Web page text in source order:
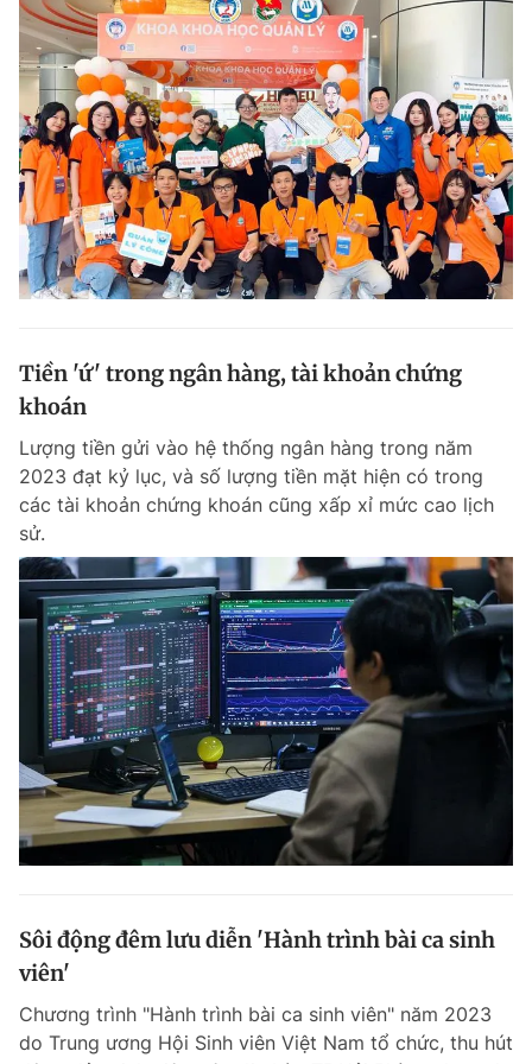
Tiền 'ứ' trong ngân hàng, tài khoản chứng
khoán
Lượng tiền gửi vào hệ thống ngân hàng trong năm
2023 đạt kỷ lục, và số lượng tiền mặt hiện có trong
các tài khoản chứng khoán cũng xấp xỉ mức cao lịch
sử.
Sôi động đêm lưu diễn 'Hành trình bài ca sinh
viên'
Chương trình "Hành trình bài ca sinh viên" năm 2023
do Trung ương Hội Sinh viên Việt Nam tổ chức, thu hút